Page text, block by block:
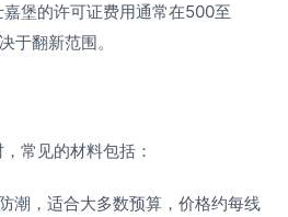
堡的许可证费用通常在500至
于翻新范围。
常见的材料包括：
潮，适合大多数预算，价格约每线